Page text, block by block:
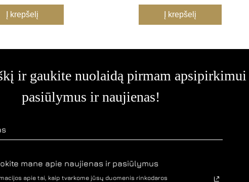
Į krepšelį Į krepšelį
ir gaukite nuolaidą pirmam
pasiūlymus ir naujienas!
mane apie naujienas ir pasiūlymus
apie tai, kaip tvarkome jūsų duomenis rinkodaros